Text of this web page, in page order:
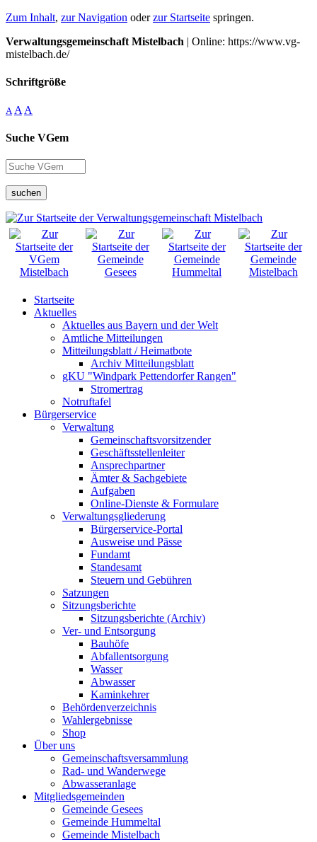
Zum Inhalt, zur Navigation oderzur Startseite springen.
Verwaltungsgemeinschaft Mistelbach | Online: https://www.vg-
mistelbach.de/
Schriftgröße
A A A
Suche VGem
suchen
Startseite
Aktuelles
Aktuelles aus Bayern und der Welt
Amtliche Mitteilungen
Mitteilungsblatt / Heimatbote
Archiv Mitteilungsblatt
gKU "Windpark Pettendorfer Rangen"
Stromertrag
Notruftafel
Bürgerservice
Verwaltung
Gemeinschaftsvorsitzender
Geschäftsstellenleiter
Ansprechpartner
Ämter & Sachgebiete
Aufgaben
Online-Dienste & Formulare
Verwaltungsgliederung
Bürgerservice-Portal
Ausweise und Pässe
Fundamt
Standesamt
Steuern und Gebühren
Satzungen
Sitzungsberichte
Sitzungsberichte (Archiv)
Ver- und Entsorgung
Bauhöfe
Abfallentsorgung
Wasser
Abwasser
Kaminkehrer
Behördenverzeichnis
Wahlergebnisse
Shop
Über uns
Gemeinschaftsversammlung
Rad- und Wanderwege
Abwasseranlage
Mitgliedsgemeinden
Gemeinde Gesees
Gemeinde Hummeltal
Gemeinde Mistelbach